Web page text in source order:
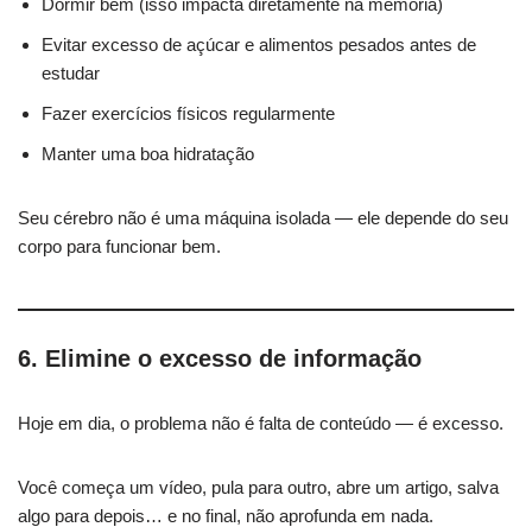
Dormir bem (isso impacta diretamente na memória)
Evitar excesso de açúcar e alimentos pesados antes de
estudar
Fazer exercícios físicos regularmente
Manter uma boa hidratação
Seu cérebro não é uma máquina isolada — ele depende do seu
corpo para funcionar bem.
6. Elimine o excesso de informação
Hoje em dia, o problema não é falta de conteúdo — é excesso.
Você começa um vídeo, pula para outro, abre um artigo, salva
algo para depois… e no final, não aprofunda em nada.